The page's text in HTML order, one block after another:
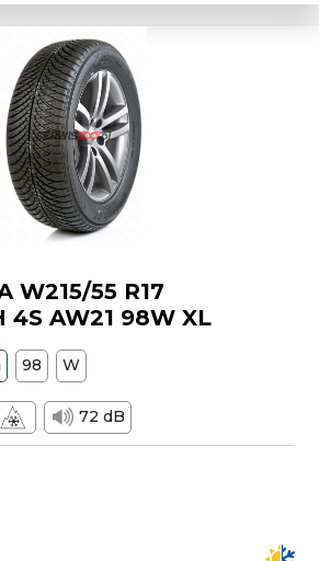
W215/55 R17
4S AW21 98W XL
98 W
72 dB